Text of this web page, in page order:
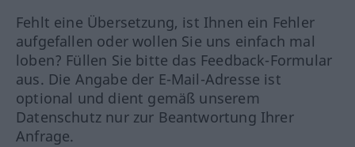
Fehlt eine Übersetzung, ist Ihnen ein Fehler
aufgefallen oder wollen Sie uns einfach mal
loben? Füllen Sie bitte das Feedback-Formular
aus. Die Angabe der E-Mail-Adresse ist
optional und dient gemäß unserem
Datenschutz nur zur Beantwortung Ihrer
Anfrage.